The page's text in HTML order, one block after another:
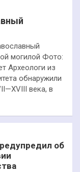
могилой Фото:
Археологи из
обнаружили
века, в
об